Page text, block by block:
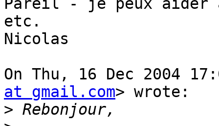
Pareil - je peux
etc.
Nicolas
On Thu, 16 Dec 2004
at gmail.com> wrote:
>